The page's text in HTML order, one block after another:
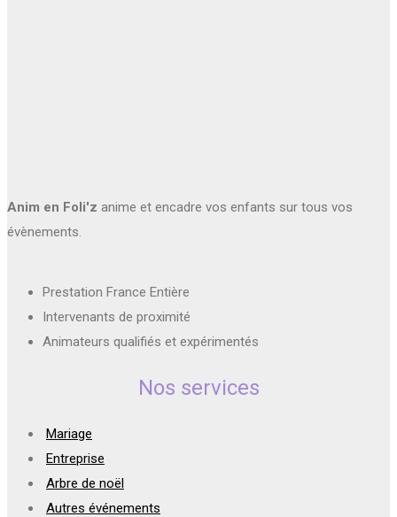
Anim en Foli'z anime et encadre vos enfants sur tous vos
évènements.
Prestation France Entière
Intervenants de proximité
Animateurs qualifiés et expérimentés
Nos services
Mariage
Entreprise
Arbre de noël
Autres événements